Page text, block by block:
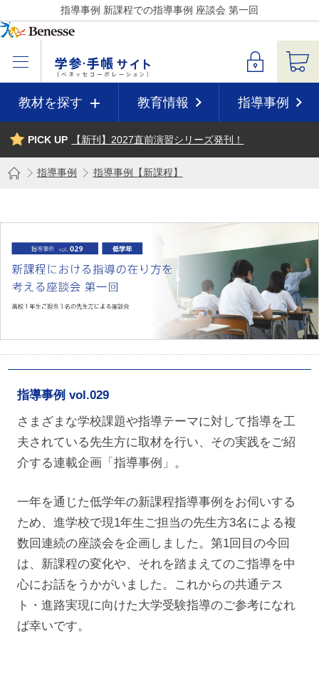
指導事例 新課程での指導事例 座談会 第一回
教材を探す 教育情報 指導事例
PICK UP 【新刊】2027直前演習シリーズ発刊！
指導事例 指導事例【新課程】
指導事例 vol.029
さまざまな学校課題や指導テーマに対して指導を工
夫されている先生方に取材を行い、その実践をご紹
介する連載企画「指導事例」。
一年を通じた低学年の新課程指導事例をお伺いする
ため、進学校で現1年生ご担当の先生方3名による複
数回連続の座談会を企画しました。第1回目の今回
は、新課程の変化や、それを踏まえてのご指導を中
心にお話をうかがいました。これからの共通テス
ト・進路実現に向けた大学受験指導のご参考になれ
ば幸いです。